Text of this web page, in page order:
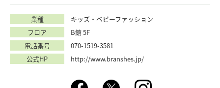
業種
キッズ・ベビーファッション
フロア
B館 5F
電話番号
070-1519-3581
公式HP
http://www.branshes.jp/